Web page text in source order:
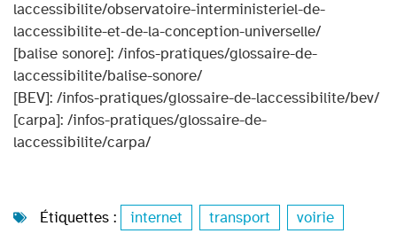
laccessibilite/observatoire-interministeriel-de-
laccessibilite-et-de-la-conception-universelle/
[balise sonore]: /infos-pratiques/glossaire-de-
laccessibilite/balise-sonore/
[BEV]: /infos-pratiques/glossaire-de-laccessibilite/bev/
[carpa]: /infos-pratiques/glossaire-de-
laccessibilite/carpa/
Étiquettes : internet transport voirie